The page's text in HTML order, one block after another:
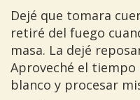
Dejé que tomara
retiré del fuego
masa. La dejé
Aproveché el
blanco y procesar